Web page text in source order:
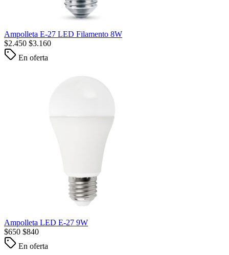
Ampolleta E-27 LED Filamento 8W
$2.450 $3.160
En oferta
Ampolleta LED E-27 9W
$650 $840
En oferta